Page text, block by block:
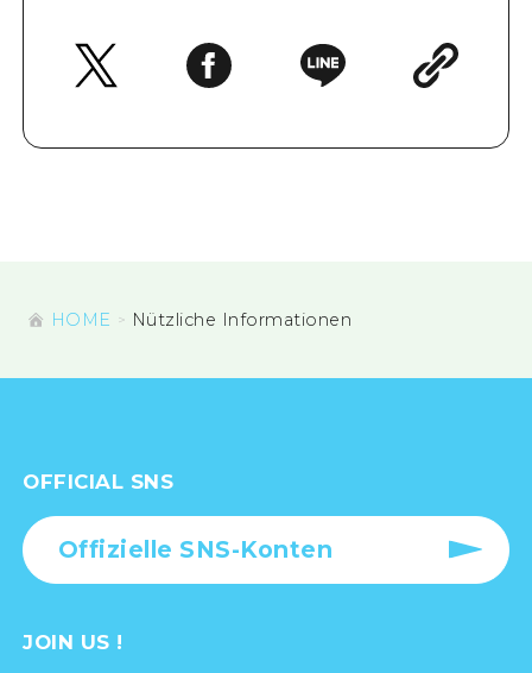
Videos von Hiroshima
HOME Nützliche Informationen
OFFICIAL SNS
Offizielle SNS-Konten
JOIN US !